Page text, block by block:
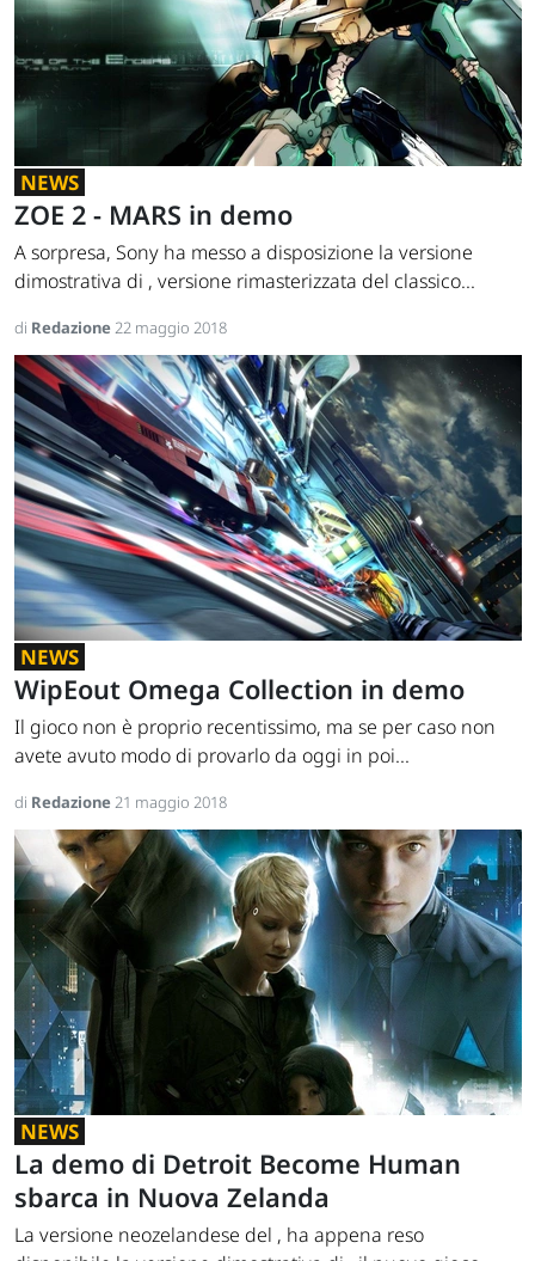
NEWS
ZOE 2 - MARS in demo
A sorpresa, Sony ha messo a disposizione la versione
dimostrativa di , versione rimasterizzata del classico...
di Redazione22 maggio 2018
NEWS
WipEout Omega Collection in demo
Il gioco non è proprio recentissimo, ma se per caso non
avete avuto modo di provarlo da oggi in poi...
di Redazione21 maggio 2018
NEWS
La demo di Detroit Become Human
sbarca in Nuova Zelanda
La versione neozelandese del , ha appena reso